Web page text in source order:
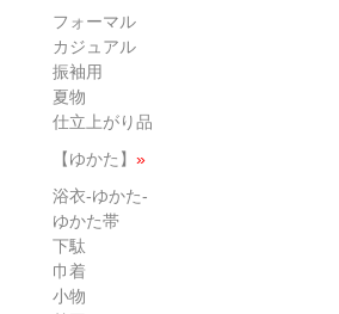
フォーマル
カジュアル
振袖用
夏物
仕立上がり品
【ゆかた】 »
浴衣-ゆかた-
ゆかた帯
下駄
巾着
小物